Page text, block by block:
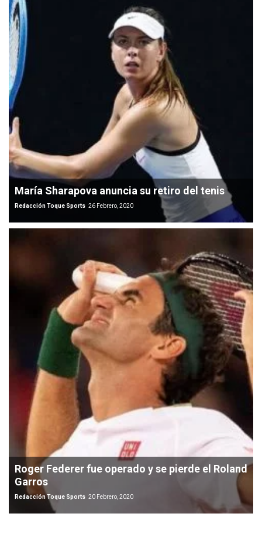
María Sharapova anuncia su retiro del tenis
Redacción Toque Sports 26 Febrero, 2020
Roger Federer fue operado y se pierde el Roland
Garros
Redacción Toque Sports 20 Febrero, 2020